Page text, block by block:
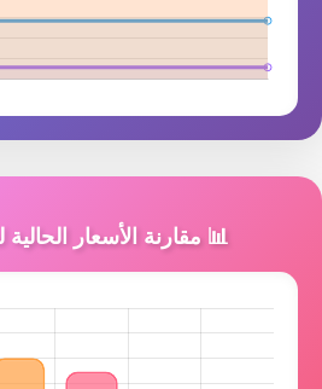
📊 مقارنة الأسعار الحالية